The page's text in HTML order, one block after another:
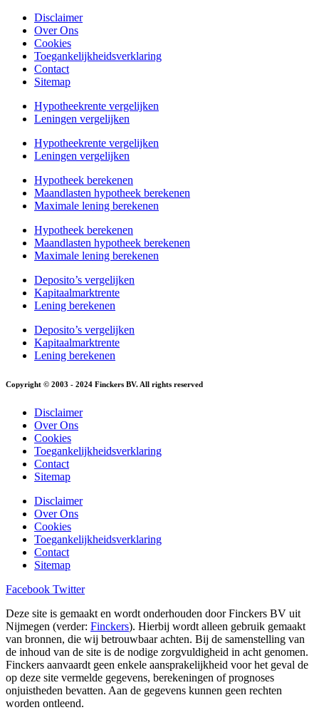
Disclaimer
Over Ons
Cookies
Toegankelijkheidsverklaring
Contact
Sitemap
Hypotheekrente vergelijken
Leningen vergelijken
Hypotheekrente vergelijken
Leningen vergelijken
Hypotheek berekenen
Maandlasten hypotheek berekenen
Maximale lening berekenen
Hypotheek berekenen
Maandlasten hypotheek berekenen
Maximale lening berekenen
Deposito’s vergelijken
Kapitaalmarktrente
Lening berekenen
Deposito’s vergelijken
Kapitaalmarktrente
Lening berekenen
Copyright © 2003 - 2024 Finckers BV. All rights reserved
Disclaimer
Over Ons
Cookies
Toegankelijkheidsverklaring
Contact
Sitemap
Disclaimer
Over Ons
Cookies
Toegankelijkheidsverklaring
Contact
Sitemap
Facebook Twitter
Deze site is gemaakt en wordt onderhouden door Finckers BV uit
Nijmegen (verder: Finckers). Hierbij wordt alleen gebruik gemaakt
van bronnen, die wij betrouwbaar achten. Bij de samenstelling van
de inhoud van de site is de nodige zorgvuldigheid in acht genomen.
Finckers aanvaardt geen enkele aansprakelijkheid voor het geval de
op deze site vermelde gegevens, berekeningen of prognoses
onjuistheden bevatten. Aan de gegevens kunnen geen rechten
worden ontleend.